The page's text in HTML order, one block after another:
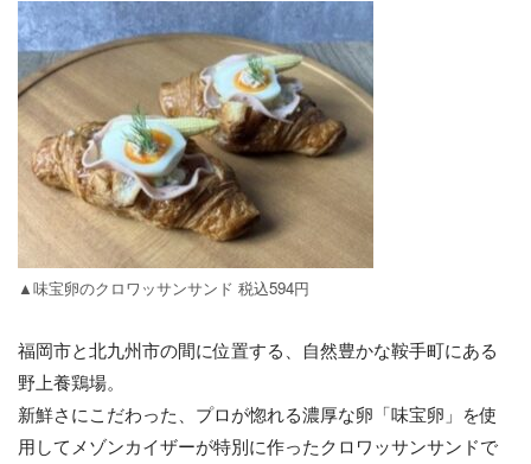
▲味宝卵のクロワッサンサンド 税込594円
福岡市と北九州市の間に位置する、自然豊かな鞍手町にある
野上養鶏場。
新鮮さにこだわった、プロが惚れる濃厚な卵「味宝卵」を使
用してメゾンカイザーが特別に作ったクロワッサンサンドで